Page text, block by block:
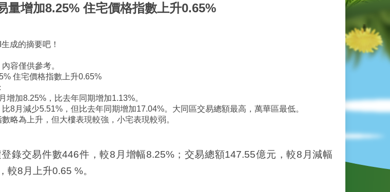
量增加8.25% 住宅價格指數上升0.65%
成的摘要吧！
容僅供參考。
住宅價格指數上升0.65%
加8.25%，比去年同期增加1.13%。
8月減少5.51%，但比去年同期增加17.04%。大同區交易總額最高，萬華區最低。
略為上升，但大樓表現較強，小宅表現較弱。
交易件數446件，較8月增幅8.25%；交易總額147.55億元，較8月減幅
較8月上升0.65 %。